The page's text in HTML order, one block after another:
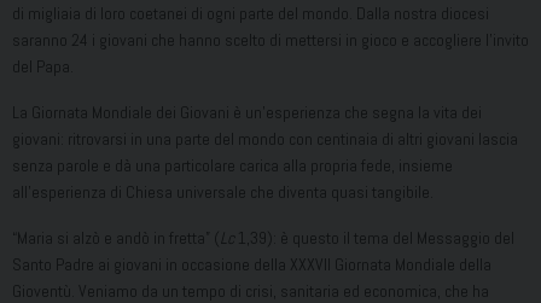
di migliaia di loro coetanei di ogni parte del mondo. Dalla nostra diocesi
saranno 24 i giovani che hanno scelto di mettersi in gioco e accogliere l’invito
del Papa.
La Giornata Mondiale dei Giovani è un’esperienza che segna la vita dei
giovani: ritrovarsi in una parte del mondo con centinaia di altri giovani lascia
senza parole e dà una particolare carica alla propria fede, insieme
all’esperienza di Chiesa universale che diventa quasi tangibile.
“Maria si alzò e andò in fretta” ( Lc 1,39): è questo il tema del Messaggio del
Santo Padre ai giovani in occasione della XXXVII Giornata Mondiale della
Gioventù. Veniamo da un tempo di crisi, sanitaria ed economica, che ha